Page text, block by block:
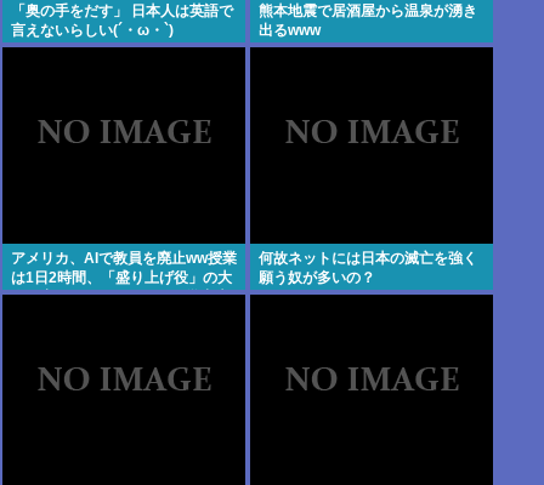
「奥の手をだす」 日本人は英語で
言えないらしい(´・ω・`)
熊本地震で居酒屋から温泉が湧き
出るwww
アメリカ、AIで教員を廃止ww授業
は1日2時間、「盛り上げ役」の大
人が褒めてやる気を伸ばし学力大
何故ネットには日本の滅亡を強く
願う奴が多いの？